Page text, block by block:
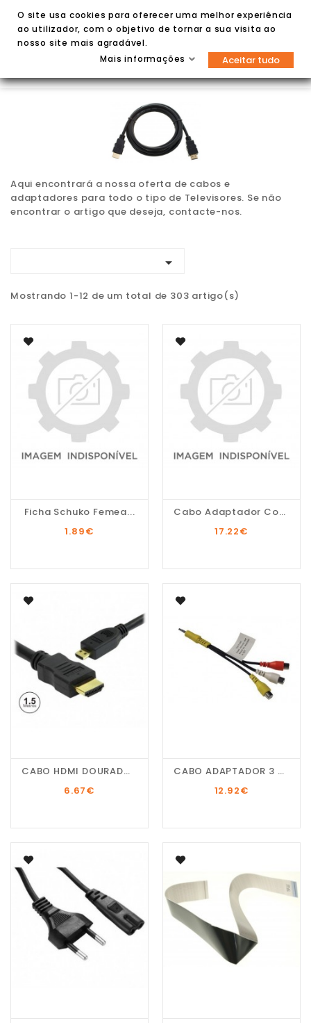

Aqui encontrará a nossa oferta de cabos e
adaptadores para todo o tipo de Televisores. Se não
encontrar o artigo que deseja, contacte-nos.

Mostrando 1-12 de um total de 303 artigo(s)
Ficha Schuko Femea...
1.89€
Cabo Adaptador Coneção...
17.22€
CABO HDMI DOURADO...
6.67€
CABO ADAPTADOR 3 RCA...
12.92€
O site usa cookies para oferecer uma melhor experiência
ao utilizador, com o objetivo de tornar a sua visita ao
nosso site mais agradável.
Mais informações
Aceitar tudo